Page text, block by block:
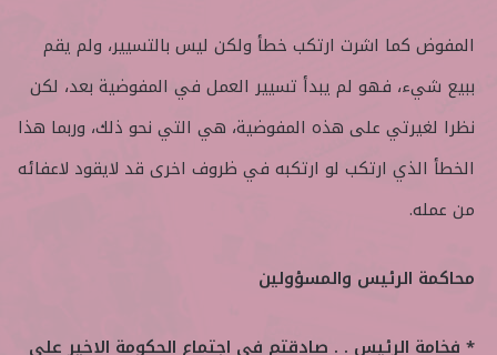
المفوض كما اشرت ارتكب خطأ ولكن ليس بالتسيير، ولم يقم
ببيع شيء، فهو لم يبدأ تسيير العمل في المفوضية بعد، لكن
نظرا لغيرتي على هذه المفوضية، هي التي نحو ذلك، وربما هذا
الخطأ الذي ارتكب لو ارتكبه في ظروف اخرى قد لايقود لاعفائه
من عمله.
محاكمة الرئيس والمسؤولين
* فخامة الرئيس . . صادقتم في اجتماع الحكومة الاخير على